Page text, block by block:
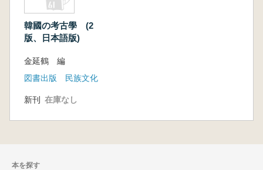
韓國の考古學 (2
版、日本語版)
金延鶴 編
図書出版 民族文化
新刊 在庫なし
本を探す